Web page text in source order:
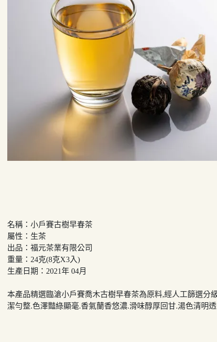
名稱：小戶賽古樹早春茶
屬性：生茶
出品：福元茶業有限公司
重量：24克(8克X3入)
生產日期：2021年 04月
本產品精選臨滄小戶賽喬木古樹早春茶為原料,經人工篩選分
潔勻整.色澤豔綠顯毫.香氣蘭香悠濃.滑味醇厚回甘.湯色清明